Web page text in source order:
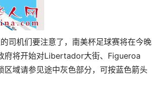
司机们要注意了，南美杯足球赛将在今晚
府将开始对Libertador大街、 Figueroa
区域请参见途中灰色部分，可按蓝色箭头